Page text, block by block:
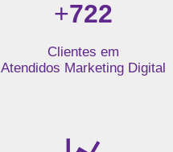
+722
Clientes em
Atendidos Marketing Digital